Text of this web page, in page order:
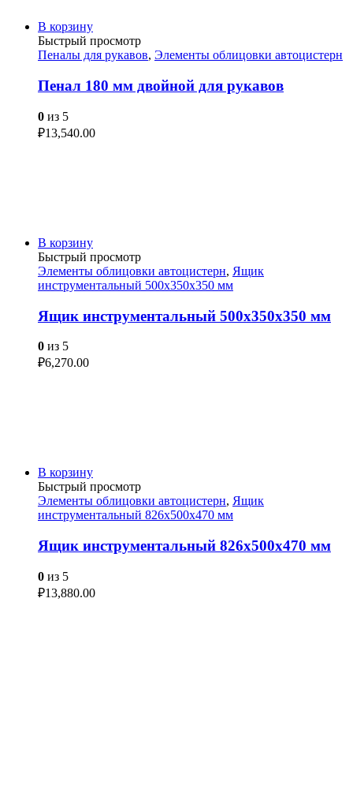
В корзину
Быстрый просмотр
Пеналы для рукавов, Элементы облицовки автоцистерн
Пенал 180 мм двойной для рукавов
0 из 5
₽13,540.00
В корзину
Быстрый просмотр
Элементы облицовки автоцистерн, Ящик
инструментальный 500х350х350 мм
Ящик инструментальный 500х350х350 мм
0 из 5
₽6,270.00
В корзину
Быстрый просмотр
Элементы облицовки автоцистерн, Ящик
инструментальный 826х500х470 мм
Ящик инструментальный 826х500х470 мм
0 из 5
₽13,880.00